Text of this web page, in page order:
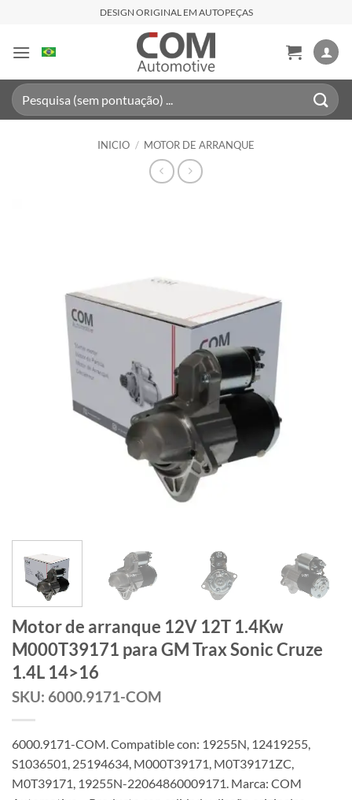
contenido
DESIGN ORIGINAL EM AUTOPEÇAS
Buscar
por:
INICIO / MOTOR DE ARRANQUE
Motor de arranque 12V 12T 1.4Kw
M000T39171 para GM Trax Sonic Cruze
1.4L 14>16
SKU: 6000.9171-COM
6000.9171-COM. Compatible con: 19255N, 12419255,
S1036501, 25194634, M000T39171, M0T39171ZC,
M0T39171, 19255N-22064860009171. Marca: COM